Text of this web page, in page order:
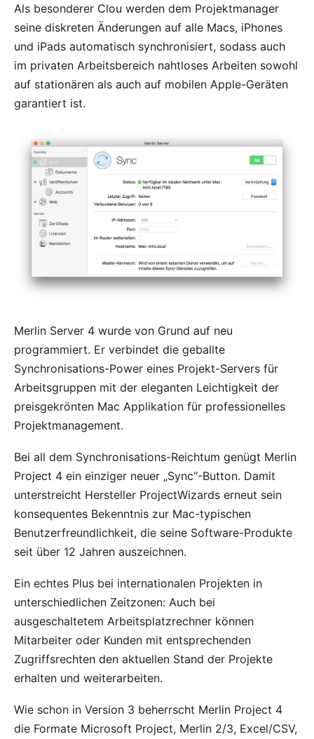
Als besonderer Clou werden dem Projektmanager
seine diskreten Änderungen auf alle Macs, iPhones
und iPads automatisch synchronisiert, sodass auch
im privaten Arbeitsbereich nahtloses Arbeiten sowohl
auf stationären als auch auf mobilen Apple-Geräten
garantiert ist.
Merlin Server 4 wurde von Grund auf neu
programmiert. Er verbindet die geballte
Synchronisations-Power eines Projekt-Servers für
Arbeitsgruppen mit der eleganten Leichtigkeit der
preisgekrönten Mac Applikation für professionelles
Projektmanagement.
Bei all dem Synchronisations-Reichtum genügt Merlin
Project 4 ein einziger neuer „Sync“-Button. Damit
unterstreicht Hersteller ProjectWizards erneut sein
konsequentes Bekenntnis zur Mac-typischen
Benutzerfreundlichkeit, die seine Software-Produkte
seit über 12 Jahren auszeichnen.
Ein echtes Plus bei internationalen Projekten in
unterschiedlichen Zeitzonen: Auch bei
ausgeschaltetem Arbeitsplatzrechner können
Mitarbeiter oder Kunden mit entsprechenden
Zugriffsrechten den aktuellen Stand der Projekte
erhalten und weiterarbeiten.
Wie schon in Version 3 beherrscht Merlin Project 4
die Formate Microsoft Project, Merlin 2/3, Excel/CSV,